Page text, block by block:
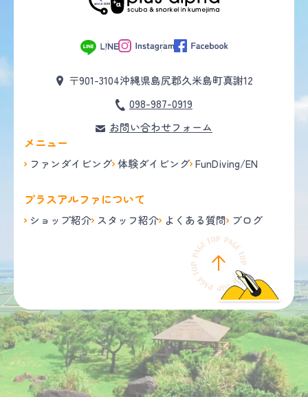
〒901-3104沖縄県島尻郡久米島町真謝12
098-987-0919
お問い合わせフォーム
メニュー
ファンダイビング 体験ダイビング FunDiving/EN
プラスアルファについて
ショップ紹介 スタッフ紹介 よくある質問 ブログ